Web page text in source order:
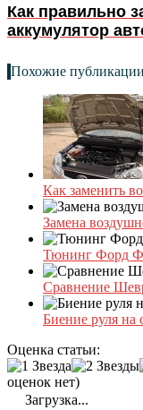
Как правильно
аккумулятор
Похожие публикации
Как заменить
Замена
Тюнинг Форд
Сравнение
Биение руля на
Оценка статьи:
оценок нет)
Загрузка...